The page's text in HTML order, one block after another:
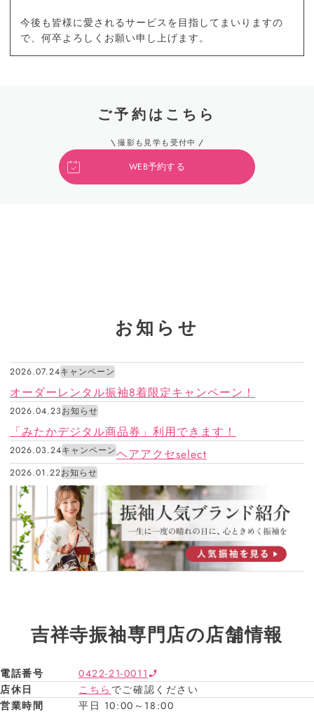
今後も皆様に愛されるサービスを目指してまいりますの
で、何卒よろしくお願い申し上げます。
ご予約はこちら
撮影も見学も受付中
WEB予約する
お知らせ
2026.07.24キャンペーン
オーダーレンタル振袖8着限定キャンペーン！
2026.04.23お知らせ
「みたかデジタル商品券」利用できます！
2026.03.24キャンペーンヘアアクセselect
2026.01.22お知らせ
吉祥寺振袖専門店の店舗情報
電話番号
0422-21-0011
店休日
こちら でご確認ください
営業時間
平日 10:00～18:00